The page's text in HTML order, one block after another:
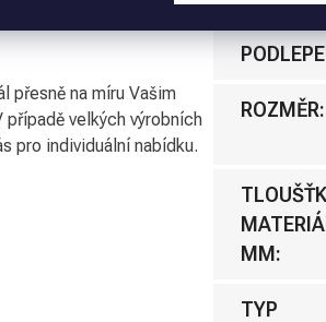
zákazníka a
přesně na míru Vašim
velkých výrobních
pro individuální nabídku.
ROZMĚR:
MM:
TYP